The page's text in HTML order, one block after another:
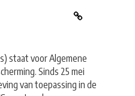
staat voor Algemene
Sinds 25 mei
van toepassing in de